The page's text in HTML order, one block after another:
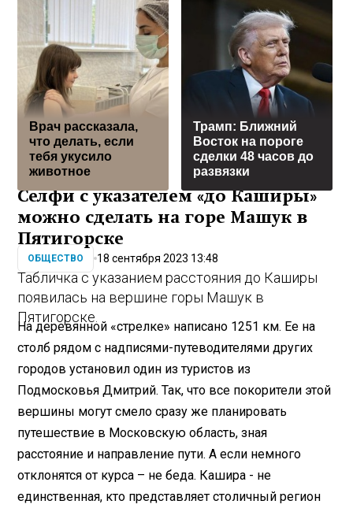
Врач рассказала,
что делать, если
тебя укусило
животное
Трамп: Ближний
Восток на пороге
сделки 48 часов до
развязки
Селфи с указателем «до Каширы»
можно сделать на горе Машук в
Пятигорске
ОБЩЕСТВО 18 сентября 2023 13:48
Табличка с указанием расстояния до Каширы
появилась на вершине горы Машук в
Пятигорске.
На деревянной «стрелке» написано 1251 км. Ее на
столб рядом с надписями-путеводителями других
городов установил один из туристов из
Подмосковья Дмитрий. Так, что все покорители этой
вершины могут смело сразу же планировать
путешествие в Московскую область, зная
расстояние и направление пути. А если немного
отклонятся от курса – не беда. Кашира - не
единственная, кто представляет столичный регион